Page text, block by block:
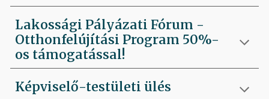
Lakossági Pályázati Fórum -
Otthonfelújítási Program 50%-
os támogatással!
Képviselő-testületi ülés